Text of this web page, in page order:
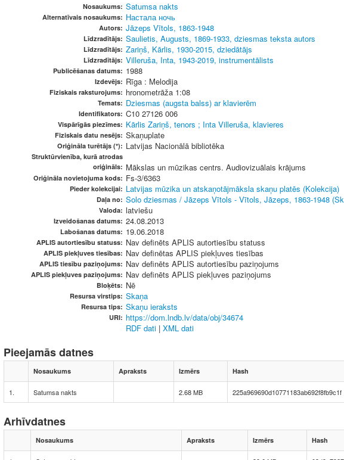
Nosaukums: Satumsa nakts
Alternatīvais nosaukums: Настала ночь
Autors: Jāzeps Vītols, 1863-1948
Līdzradītājs: Saulietis, Augusts, 1869-1933, dziesmas teksta autors
Līdzradītājs: Zariņš, Kārlis, 1930-2015, dziedātājs
Līdzradītājs: Villeruša, Inta, 1943-2019, instrumentālists
Publicēšanas datums: 1988
Izdevējs: Rīga : Melodija
Fiziskais raksturojums: hronometrāža 1:08
Temats: Dziesmas (augsta balss) ar klavierēm
Identifikators: C10 27126 006
Vispārīgās piezīmes: Kārlis Zariņš, tenors ; Inta Villeruša, klavieres
Fiziskais datu nesējs: Skaņuplate
Oriģināla turētājs (*): Latvijas Nacionālā bibliotēka
Struktūrvienība, kurā atrodas
oriģināls: Mākslas un mūzikas centrs. Audiovizuālais krājums
Oriģināla novietojuma kods: Fs-3/6363
Pieder kolekcijai: Latvijas mūzika un atskaņotājmāksla skaņu platēs (Kolekcija)
Daļa no: Solo dziesmas / Jāzeps Vītols - Vītols, Jāzeps, 1863-1948
Valoda: latviešu
Izveidošanas datums: 24.08.2013
Labošanas datums: 19.06.2018
APLIS autortiesību statuss: Nav definēts APLIS autortiesību statuss
APLIS piekļuves tiesības: Nav definētas APLIS piekļuves tiesības
APLIS tiesību paziņojums: Nav definēts APLIS autortiesību paziņojums
APLIS piekļuves paziņojums: Nav definēts APLIS piekļuves paziņojums
Bloķēts: Nē
Resursa virstips: Skaņa
Resursa tips: Skaņu ieraksts
URI: https://dom.lndb.lv/data/obj/34674
RDF dati | XML dati
Pieejamās datnes
Nosaukums Apraksts Izmērs Hash
1. Satumsa nakts 2.68 MB 225a969690d10771183ab692f8fb9c1f
Arhīvdatnes
Nosaukums Apraksts Izmērs Hash